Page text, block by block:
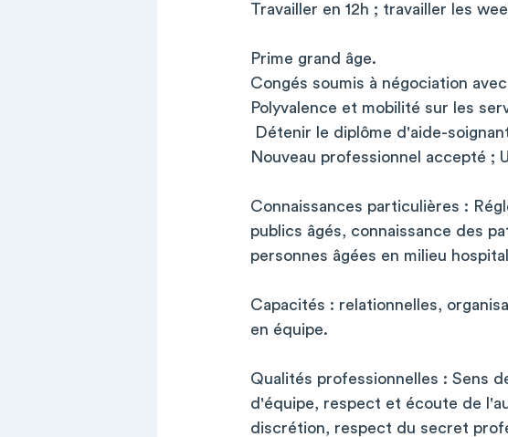
Travailler en 12h ; travailler les
Prime grand âge.
Congés soumis à négociation
Polyvalence et mobilité sur les
Détenir le diplôme d'aide-
Nouveau professionnel accepté ;
Connaissances particulières :
publics âgés, connaissance des
personnes âgées en milieu
Capacités : relationnelles,
en équipe.
Qualités professionnelles : Sens
d'équipe, respect et écoute de
discrétion, respect du secret